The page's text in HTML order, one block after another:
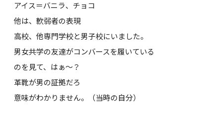
アイス＝バニラ、チョコ
他は、軟弱者の表現
高校、他専門学校と男子校にいました。
男女共学の友達がコンバースを履いている
のを見て、はぁ～？
革靴が男の証拠だろ
意味がわかりません。（当時の自分）